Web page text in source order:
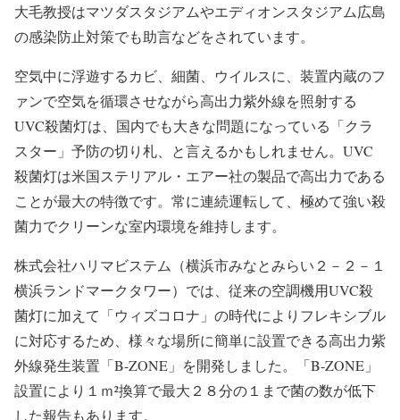
大毛教授はマツダスタジアムやエディオンスタジアム広島
の感染防止対策でも助言などをされています。
空気中に浮遊するカビ、細菌、ウイルスに、装置内蔵のフ
ァンで空気を循環させながら高出力紫外線を照射する
UVC殺菌灯は、国内でも大きな問題になっている「クラ
スター」予防の切り札、と言えるかもしれません。UVC
殺菌灯は米国ステリアル・エアー社の製品で高出力である
ことが最大の特徴です。常に連続運転して、極めて強い殺
菌力でクリーンな室内環境を維持します。
株式会社ハリマビステム（横浜市みなとみらい２－２－１
横浜ランドマークタワー）では、従来の空調機用UVC殺
菌灯に加えて「ウィズコロナ」の時代によりフレキシブル
に対応するため、様々な場所に簡単に設置できる高出力紫
外線発生装置「B-ZONE」を開発しました。「B-ZONE」
設置により１ｍ²換算で最大２８分の１まで菌の数が低下
した報告もあります。